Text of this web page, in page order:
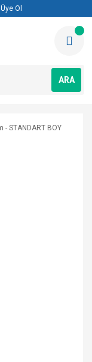
Üye Ol
ARA